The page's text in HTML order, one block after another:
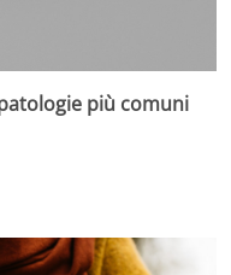
più comuni